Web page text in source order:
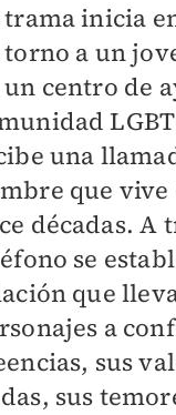
trama inicia
torno a un
un centro de
una
que vive
décadas. A
se
que
a
sus
sus